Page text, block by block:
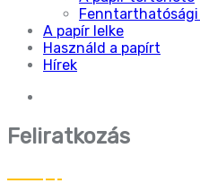
A papír lelke
Használd a papírt
Hírek
Feliratkozás